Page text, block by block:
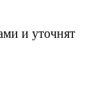
и уточнят